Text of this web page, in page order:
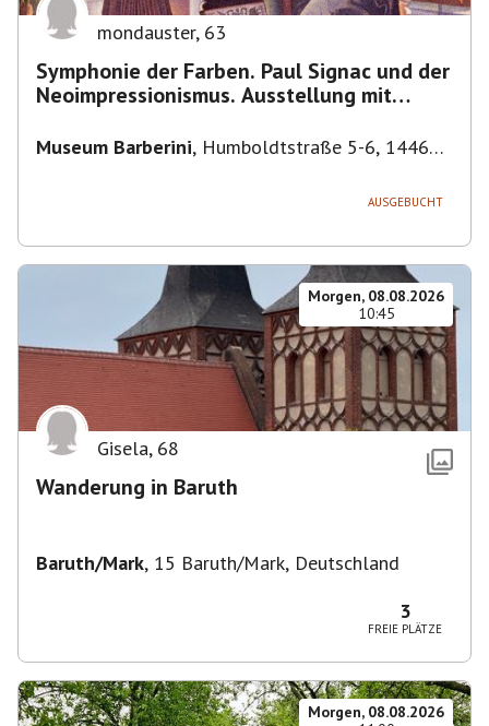
mondauster, 63
Symphonie der Farben. Paul Signac und der
Neoimpressionismus. Ausstellung mit
Museum Barberini, Humboldtstraße 5-6, 14467
AUSGEBUCHT
Morgen, 08.08.2026
10:45
Gisela, 68
Wanderung in Baruth
Baruth/Mark, 15 Baruth/Mark, Deutschland
3
FREIE PLÄTZE
Morgen, 08.08.2026